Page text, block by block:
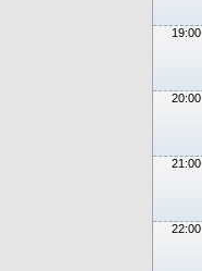
19:00
20:00
21:00
22:00